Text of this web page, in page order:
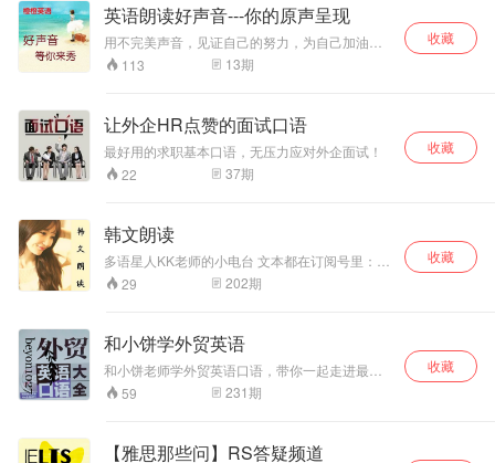
英语朗读好声音---你的原声呈现
用不完美声音，见证自己的努力，为自己加油！
只要打开手机内置的录音机，读上一段英语文
字，把录音文件发送到：qq 2078280566, 微XIN:
113 13期
收藏
让外企HR点赞的面试口语
最好用的求职基本口语，无压力应对外企面试！
22
37期
收藏
韩文朗读
多语星人KK老师的小电台 文本都在订阅号里：
hanyulaoshikejin
29 202期
收藏
和小饼学外贸英语
和小饼老师学外贸英语口语，带你一起走进最
全，最纯正，最地道的外贸口语世界。
59 231期
收藏
【雅思那些问】RS答疑频道